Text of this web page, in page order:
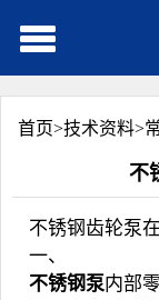
首页>技术资料>
不
不锈钢齿轮泵
一、
不锈钢泵内部